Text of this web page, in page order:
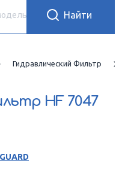
Гидравлический Фильтр
HF 7047